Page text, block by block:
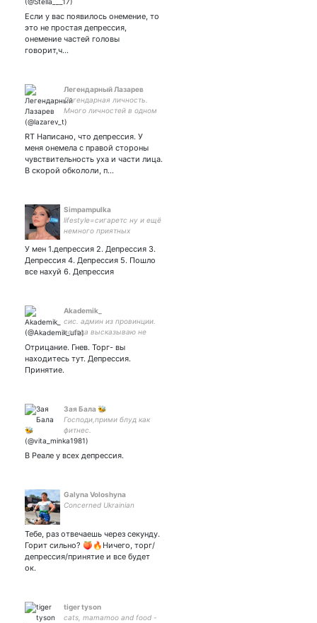
Если у вас появилось онемение, то
это не простая депрессия,
онемение частей головы
говорит,ч…
Легендарный Лазарев
Легендарная личность.
Много личностей в одном
профиле. Внедрённый
- для мониторинга
аудиокомнат твиттера. Бот
АП
RT Написано, что депрессия. У
меня онемела с правой стороны
чувствительность уха и части лица.
В скорой обкололи, п…
Simpampulka
lifestyle=сигаретс ну и ещё
немного приятных
2200700404377631 - на
полёт на Луну
У мен 1.депрессия 2. Депрессия 3.
Депрессия 4. Депрессия 5. Пошло
все нахуй 6. Депрессия
Akademik_
сис. админ из провинции.
всегда высказываю не
Отрицание. Гнев. Торг- вы
находитесь тут. Депрессия.
Принятие.
Зая Бала 🐝
Господи,прими блуд как
фитнес.
В Реале у всех депрессия.
Galyna Voloshyna
Concerned Ukrainian
Тебе, раз отвечаешь через секунду.
Горит сильно? 🍑🔥Ничего, торг/
депрессия/принятие и все будет
ок.
tiger tyson
cats, mamamoo and food -